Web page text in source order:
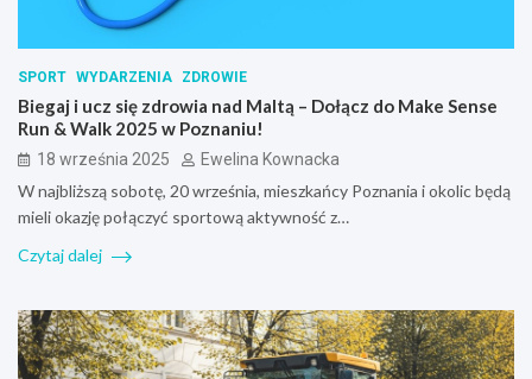
SPORT WYDARZENIA ZDROWIE
Biegaj i ucz się zdrowia nad Maltą – Dołącz do Make Sense
Run & Walk 2025 w Poznaniu!
18 września 2025 Ewelina Kownacka
W najbliższą sobotę, 20 września, mieszkańcy Poznania i okolic będą
mieli okazję połączyć sportową aktywność z…
Czytaj dalej